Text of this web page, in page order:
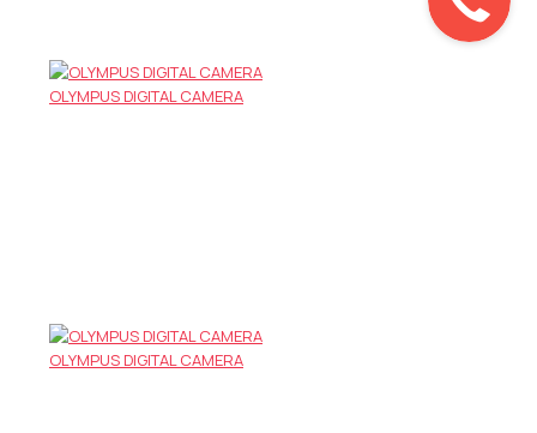
OLYMPUS DIGITAL CAMERA
OLYMPUS DIGITAL CAMERA